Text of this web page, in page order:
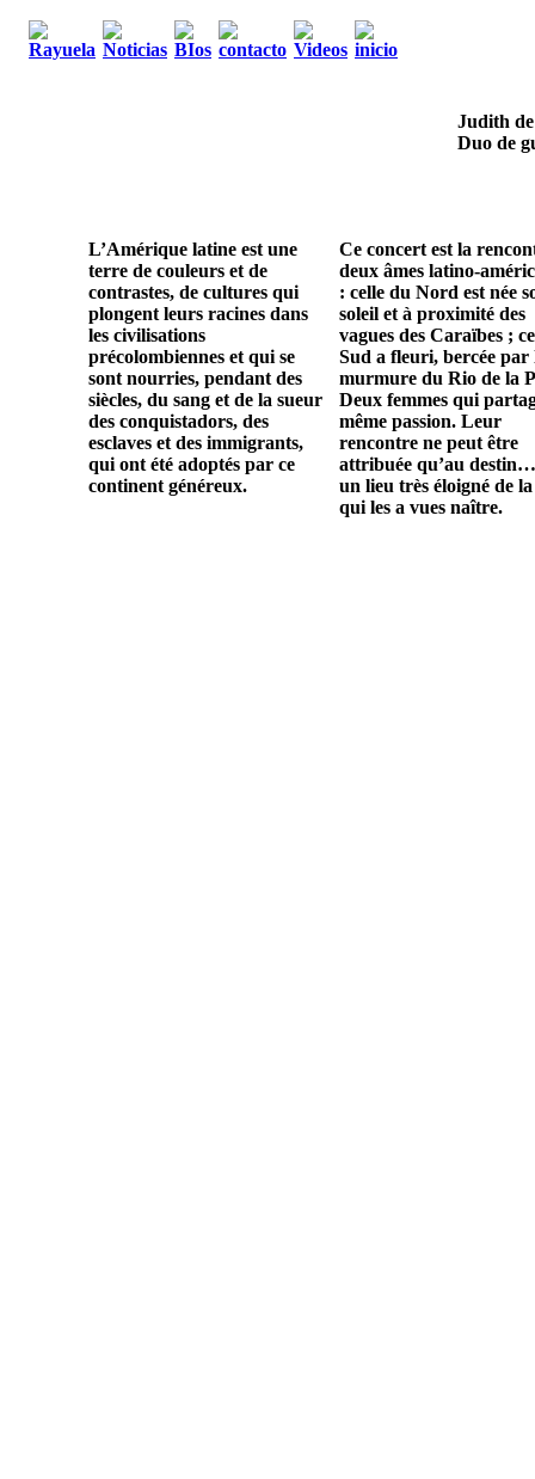
Judith
Duo de
L’Amérique latine est une
terre de couleurs et de
contrastes, de cultures qui
plongent leurs racines dans
les civilisations
précolombiennes et qui se
sont nourries, pendant des
siècles, du sang et de la sueur
des conquistadors, des
esclaves et des immigrants,
qui ont été adoptés par ce
continent généreux.
Ce concert est la
deux âmes latino-
: celle du Nord est née
soleil et à proximité des
vagues des Caraïbes ;
Sud a fleuri, bercée par
murmure du Rio de la
Deux femmes qui
même passion. Leur
rencontre ne peut être
attribuée qu’au
un lieu très éloigné de
qui les a vues naître.